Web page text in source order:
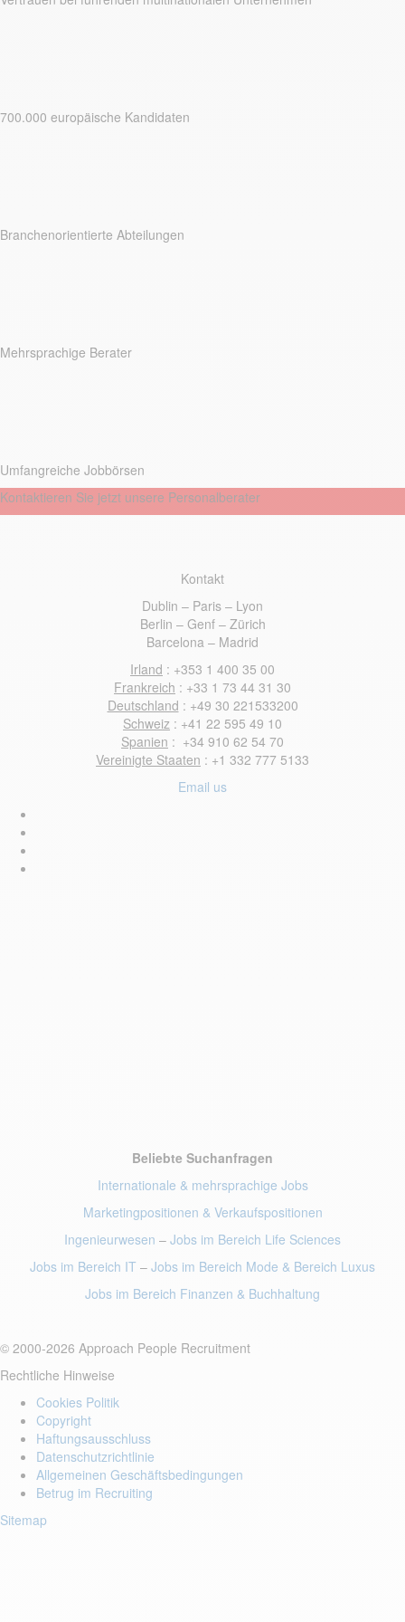
700.000 europäische Kandidaten
Branchenorientierte Abteilungen
Mehrsprachige Berater
Umfangreiche Jobbörsen
Kontaktieren Sie jetzt unsere Personalberater
Kontakt
Dublin – Paris – Lyon
Berlin – Genf – Zürich
Barcelona – Madrid
Irland : +353 1 400 35 00
Frankreich : +33 1 73 44 31 30
Deutschland : +49 30 221533200
Schweiz : +41 22 595 49 10
Spanien : +34 910 62 54 70
Vereinigte Staaten : +1 332 777 5133
Email us
Beliebte Suchanfragen
Internationale & mehrsprachige Jobs
Marketingpositionen & Verkaufspositionen
Ingenieurwesen – Jobs im Bereich Life Sciences
Jobs im Bereich IT – Jobs im Bereich Mode & Bereich Luxus
Jobs im Bereich Finanzen & Buchhaltung
© 2000-2026 Approach People Recruitment
Rechtliche Hinweise
Cookies Politik
Copyright
Haftungsausschluss
Datenschutzrichtlinie
Allgemeinen Geschäftsbedingungen
Betrug im Recruiting
Sitemap